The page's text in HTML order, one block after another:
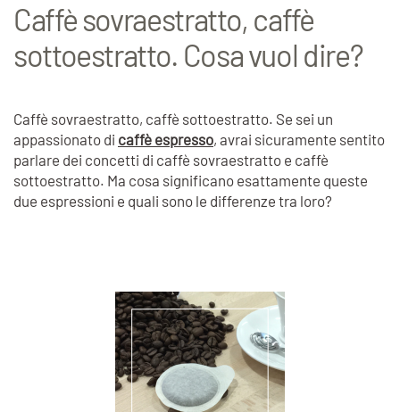
Caffè sovraestratto, caffè
sottoestratto. Cosa vuol dire?
Caffè sovraestratto, caffè sottoestratto. Se sei un
appassionato di caffè espresso, avrai sicuramente sentito
parlare dei concetti di caffè sovraestratto e caffè
sottoestratto. Ma cosa significano esattamente queste
due espressioni e quali sono le differenze tra loro?